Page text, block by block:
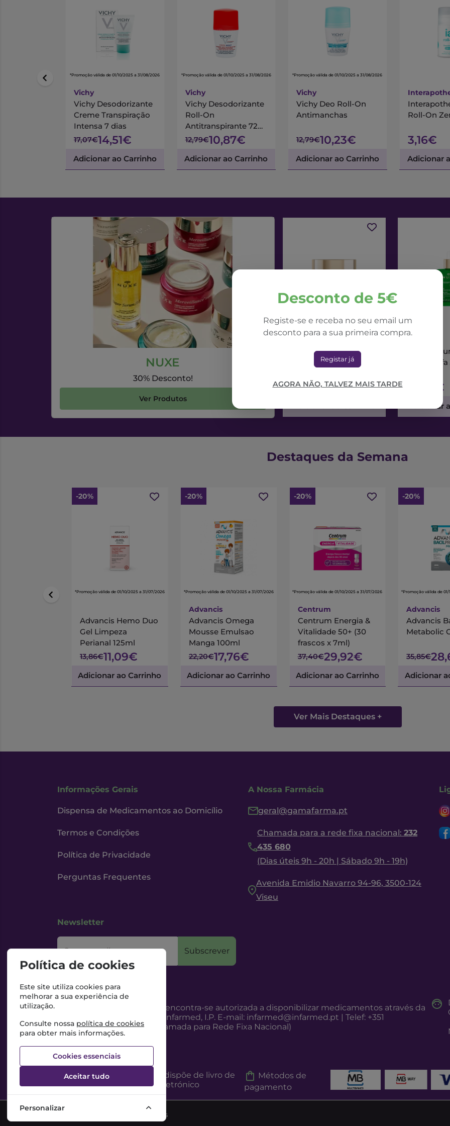
Desconto de 5€
Registe-se e receba no seu email um
desconto para a sua primeira compra.
Registar já
AGORA NÃO, TALVEZ MAIS TARDE
*Promoção válida de 01/10/2025 a 31/08/2026
Vichy
Vichy Desodorizante
Creme Transpiração
Intensa 7 dias
17,07€14,51€
Adicionar ao Carrinho
*Promoção válida de 01/10/2025 a 31/08/2026
Vichy
Vichy Desodorizante
Roll-On
Antitranspirante 72H
Stress Resist
12,79€10,87€
Adicionar ao Carrinho
*Promoção válida de 01/10/2025 a 31/08/2026
Vichy
Vichy Deo Roll-On
Antimanchas
12,79€10,23€
Adicionar ao Carrinho
Roll-On
3,16€
Adicionar
NUXE
30% Desconto!
Ver Produtos
NUXE
Nuxe Nuxuriance Ultra
Creme Dia Alfa 3R
71,42€
Nuxe
Sérum
73,56€
Adicionar
Destaques da Semana
-20%
*Promoção válida de 01/10/2025 a 31/07/2026
Advancis Hemo Duo
Gel Limpeza
Perianal 125ml
13,86€11,09€
Adicionar ao Carrinho
-20%
*Promoção válida de 01/10/2025 a 31/07/2026
Advancis
Advancis Omega
Mousse Emulsao
Manga 100ml
22,20€17,76€
Adicionar ao Carrinho
-20%
*Promoção válida de 01/10/2025 a 31/07/2026
Centrum
Centrum Energia &
Vitalidade 50+ (30
frascos x 7ml)
37,40€29,92€
Adicionar ao Carrinho
-20%
*Promoção válida de
Advancis
Advancis
Metabolic
35,85€
Adicionar
Ver Mais Destaques +
Informações Gerais
Dispensa de Medicamentos ao Domicílio
Termos e Condições
Política de Privacidade
Perguntas Frequentes
A Nossa Farmácia
geral@gamafarma.pt
Chamada para a rede fixa nacional: 232
435 680
(Dias úteis 9h - 20h | Sábado 9h - 19h)
Avenida Emidio Navarro 94-96, 3500-124
Viseu
Newsletter
O seu email Subscrever
Esta Farmácia encontra-se autorizada a disponibilizar medicamentos através da
Internet, pelo Infarmed, I.P. E-mail: infarmed@infarmed.pt | Telef: +351
217987100 (Chamada para Rede Fixa Nacional)
Esta Farmácia dispõe de livro de
reclamações eletrónico
Métodos de
pagamento
©2026 Todos os direitos reservados
Política de cookies
Este site utiliza cookies para
melhorar a sua experiência de
utilização.
Consulte nossa política de cookies
para obter mais informações.
Cookies essenciais
Aceitar tudo
Personalizar